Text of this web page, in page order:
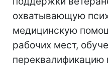
охватывающую
медицинскую
рабочих мест,